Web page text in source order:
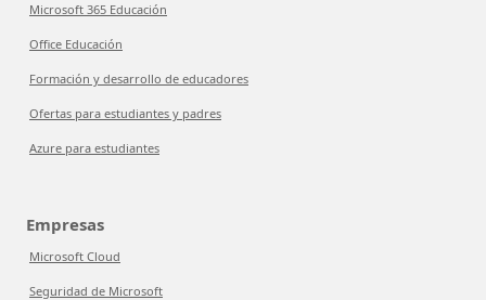
Microsoft 365 Educación
Office Educación
Formación y desarrollo de educadores
Ofertas para estudiantes y padres
Azure para estudiantes
Empresas
Microsoft Cloud
Seguridad de Microsoft